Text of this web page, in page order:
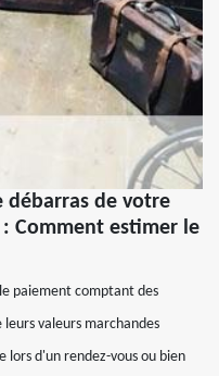
de votre
Comment estimer le
paiement comptant des
leurs valeurs marchandes
lors d'un rendez-vous ou bien